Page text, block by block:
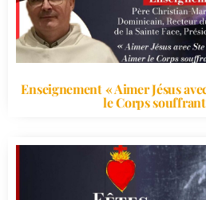
Enseignement « Aimer Jésus
le Corps souffrant